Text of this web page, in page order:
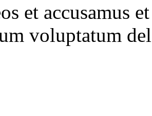
et accusamus
voluptatum